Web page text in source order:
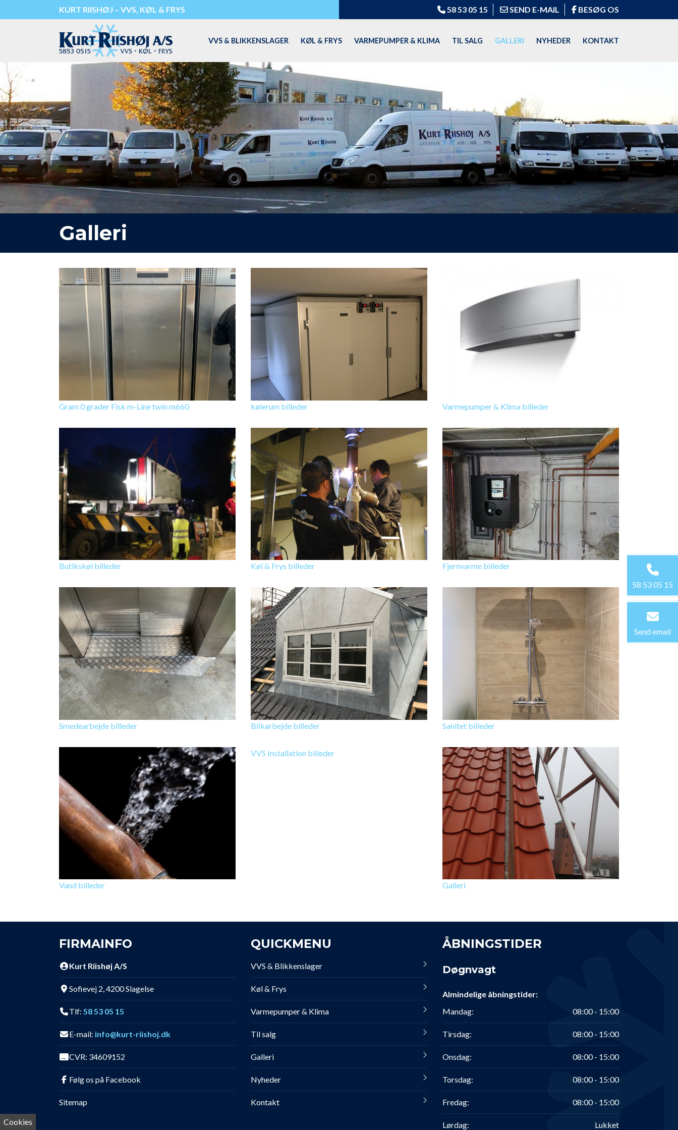
til
KURT RIISHØJ – VVS, KØL & FRYS 58 53 05 15 SEND E-MAIL BESØG OS
VVS & BLIKKENSLAGER KØL & FRYS VARMEPUMPER & KLIMA TIL SALG GALLERI NYHEDER KONTAKT
Galleri
Gram 0 grader Fisk m-Line twin m660 kølerum billeder Varmepumper & Klima billeder
Butikskøl billeder Køl & Frys billeder Fjernvarme billeder
Smedearbejde billeder Blikarbejde billeder Sanitet billeder
Vand billeder
VVS Installation billeder
Galleri
FIRMAINFO
Kurt Riishøj A/S
Sofievej 2, 4200 Slagelse
Tlf: 58 53 05 15
E-mail: info@kurt-riishoj.dk
CVR: 34609152
Følg os på Facebook
Sitemap
QUICKMENU
VVS & Blikkenslager
Køl & Frys
Varmepumper & Klima
Til salg
Galleri
Nyheder
Kontakt
ÅBNINGSTIDER
Døgnvagt
Almindelige åbningstider:
Mandag:
08:00 - 15:00
Tirsdag: 08:00 - 15:00
Onsdag: 08:00 - 15:00
Torsdag: 08:00 - 15:00
Fredag: 08:00 - 15:00
Lørdag: Lukket
58 53 05 15
Send email
Cookies